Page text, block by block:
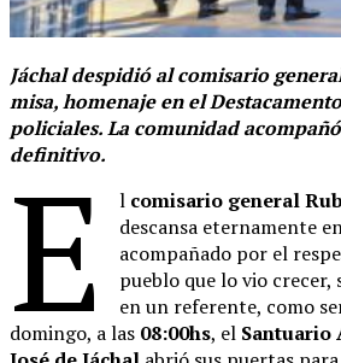
Jáchal despidió al comisario
misa, homenaje en el
policiales. La comunidad
definitivo.
E l comisario general
descansa eternamente
acompañado por el
pueblo que lo vio
en un referente, como
domingo, a las 08:00hs, el Santuario